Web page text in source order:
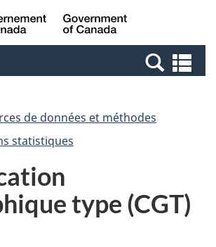
Passer
au
Passer
à
Canada
et
de données et méthodes
statistiques
type (CGT)